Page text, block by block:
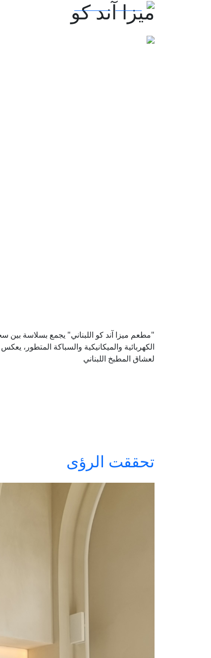
ميزا آند كو
"مطعم ميزا آند كو اللبناني" يجمع بسلاسة بين
الكهربائية والميكانيكية والسباكة المتطور،
لعشاق المطبخ اللبناني
تحققت الرؤى